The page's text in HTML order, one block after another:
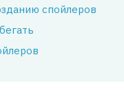
спойлеров